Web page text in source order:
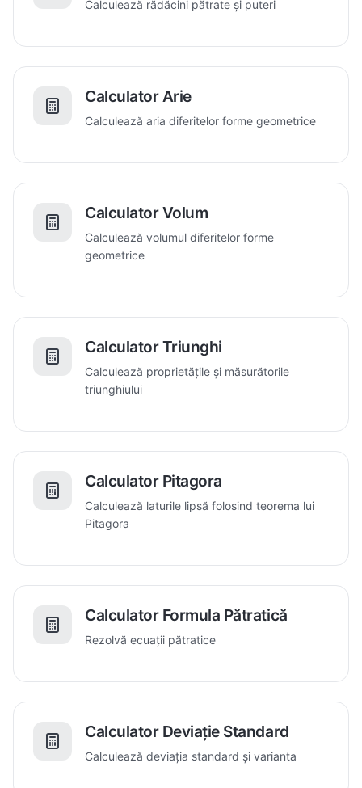
Calculează rădăcini pătrate și puteri
Calculator Arie
Calculează aria diferitelor forme geometrice
Calculator Volum
Calculează volumul diferitelor forme
geometrice
Calculator Triunghi
Calculează proprietățile și măsurătorile
triunghiului
Calculator Pitagora
Calculează laturile lipsă folosind teorema lui
Pitagora
Calculator Formula Pătratică
Rezolvă ecuații pătratice
Calculator Deviație Standard
Calculează deviația standard și varianta